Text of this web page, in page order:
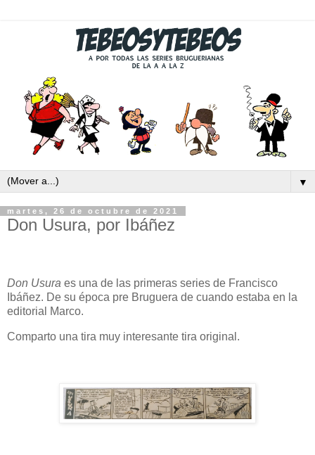
▼
martes, 26 de octubre de 2021
Don Usura, por Ibáñez
Don Usura es una de las primeras series de Francisco
Ibáñez. De su época pre Bruguera de cuando estaba en la
editorial Marco.
Comparto una tira muy interesante tira original.